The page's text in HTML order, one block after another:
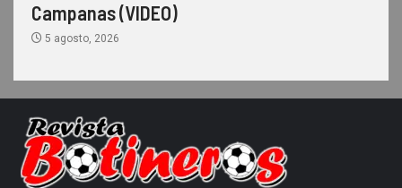
Campanas (VIDEO)
5 agosto, 2026